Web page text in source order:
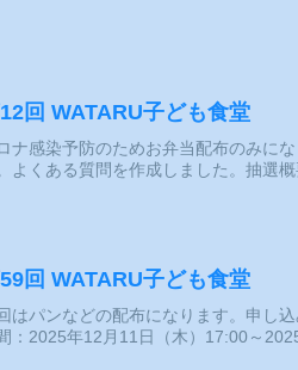
回 WATARU子ども食堂
ナ感染予防のためお弁当配布のみに
よくある質問を作成しました。抽選
回 WATARU子ども食堂
はパンなどの配布になります。申し
：2025年12月11日（木）17:00～